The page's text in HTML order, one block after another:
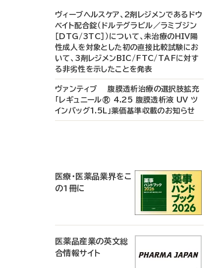
ヴィーブヘルスケア、2剤レジメンであるドウ
ベイト配合錠（ドルテグラビル／ラミブジン
［DTG/3TC］）について、未治療のHIV陽
性成人を対象とした初の直接比較試験にお
いて、3剤レジメンBIC/FTC/TAFに対す
る非劣性を示したことを発表
ヴァンティブ 腹膜透析治療の選択肢拡充
「レギュニール® 4.25 腹膜透析液 UV ツ
インバッグ1.5L」薬価基準収載のお知らせ
医療・医薬品業界をこ
の1冊に
医薬品産業の英文総
合情報サイト